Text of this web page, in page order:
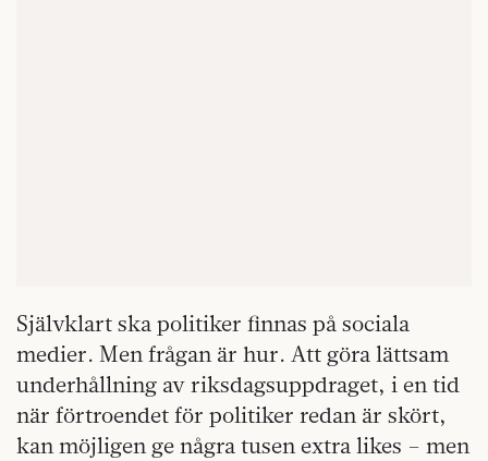
Självklart ska politiker finnas på sociala
medier. Men frågan är hur. Att göra lättsam
underhållning av riksdagsuppdraget, i en tid
när förtroendet för politiker redan är skört,
kan möjligen ge några tusen extra likes – men